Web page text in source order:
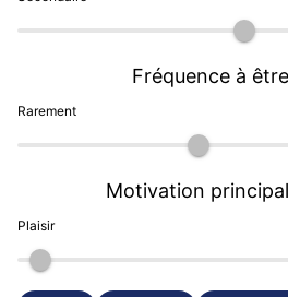
Mona est indépendante et
de montres par an, tous
choisir le modèle Mona qui
les avis clients sur Dialicious
ressource pour évaluer chacun
Rarement
Fréquence à
Plaisir
Motivation